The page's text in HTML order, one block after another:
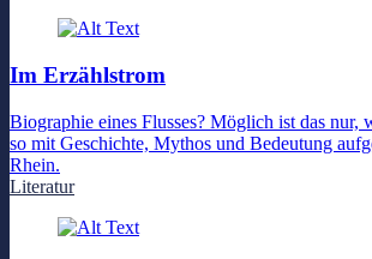
Im Erzählstrom
Biographie eines Flusses? Möglich ist das nur,
so mit Geschichte, Mythos und Bedeutung
Rhein.
Literatur